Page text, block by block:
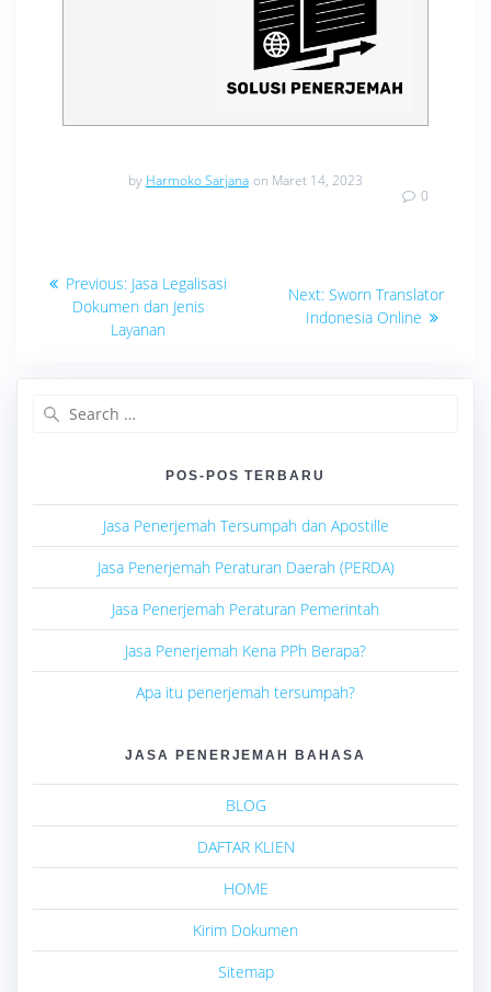
by Harmoko Sarjana on Maret 14, 2023
0
Navigasi
pos
Previous: Previous
post:
Jasa Legalisasi
Dokumen dan Jenis
Layanan
Next: Next
post:
Sworn Translator
Indonesia Online
POS-POS TERBARU
Jasa Penerjemah Tersumpah dan Apostille
Jasa Penerjemah Peraturan Daerah (PERDA)
Jasa Penerjemah Peraturan Pemerintah
Jasa Penerjemah Kena PPh Berapa?
Apa itu penerjemah tersumpah?
JASA PENERJEMAH BAHASA
BLOG
DAFTAR KLIEN
HOME
Kirim Dokumen
Sitemap